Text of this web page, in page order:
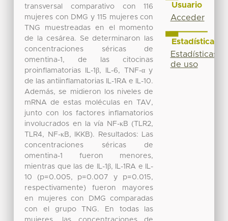
transversal comparativo con 116
mujeres con DMG y 115 mujeres con
TNG muestreadas en el momento
de la cesárea. Se determinaron las
concentraciones séricas de
omentina-1, de las citocinas
proinflamatorias IL-1β, IL-6, TNF-α y
de las antiinflamatorias IL-1RA e IL-10.
Además, se midieron los niveles de
mRNA de estas moléculas en TAV,
junto con los factores inflamatorios
involucrados en la vía NF-κB (TLR2,
TLR4, NF-κB, IKKB). Resultados: Las
concentraciones séricas de
omentina-1 fueron menores,
mientras que las de IL-1β, IL-1RA e IL-
10 (p=0.005, p=0.007 y p=0.015,
respectivamente) fueron mayores
en mujeres con DMG comparadas
con el grupo TNG. En todas las
Usuario
Acceder
Estadísticas
Estadísticas
de uso